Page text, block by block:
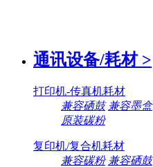
通讯设备/耗材 >
打印机-传真机耗材
兼容硒鼓 兼容墨盒
原装碳粉
复印机/复合机耗材
兼容碳粉 兼容硒鼓